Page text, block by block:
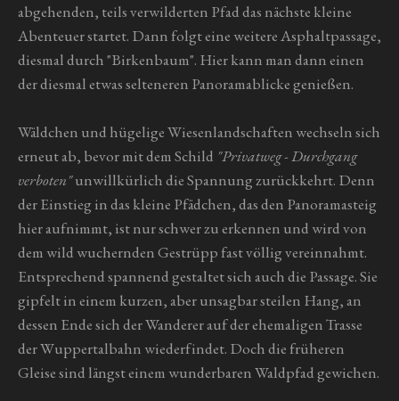
abgehenden, teils verwilderten Pfad das nächste kleine
Abenteuer startet. Dann folgt eine weitere Asphaltpassage,
diesmal durch "Birkenbaum". Hier kann man dann einen
der diesmal etwas selteneren Panoramablicke genießen.
Wäldchen und hügelige Wiesenlandschaften wechseln sich
erneut ab, bevor mit dem Schild "Privatweg - Durchgang
verboten"unwillkürlich die Spannung zurückkehrt. Denn
der Einstieg in das kleine Pfädchen, das den Panoramasteig
hier aufnimmt, ist nur schwer zu erkennen und wird von
dem wild wuchernden Gestrüpp fast völlig vereinnahmt.
Entsprechend spannend gestaltet sich auch die Passage. Sie
gipfelt in einem kurzen, aber unsagbar steilen Hang, an
dessen Ende sich der Wanderer auf der ehemaligen Trasse
der Wuppertalbahn wiederfindet. Doch die früheren
Gleise sind längst einem wunderbaren Waldpfad gewichen.